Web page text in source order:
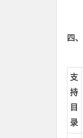
四、
支
持
目
录